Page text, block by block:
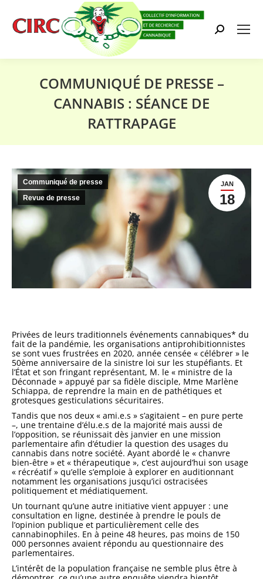
Search:
COMMUNIQUÉ DE PRESSE –
CANNABIS : SÉANCE DE
RATTRAPAGE
JAN
18
Communiqué de presse
Revue de presse
Privées de leurs traditionnels événements cannabiques* du
fait de la pandémie, les organisations antiprohibitionnistes
se sont vues frustrées en 2020, année censée « célébrer » le
50ème anniversaire de la sinistre loi sur les stupéfiants. Et
l’État et son fringant représentant, M. le « ministre de la
Déconnade » appuyé par sa fidèle disciple, Mme Marlène
Schiappa, de reprendre la main en de pathétiques et
grotesques gesticulations sécuritaires.
Tandis que nos deux « ami.e.s » s’agitaient – en pure perte
–, une trentaine d’élu.e.s de la majorité mais aussi de
l’opposition, se réunissait dès janvier en une mission
parlementaire afin d’étudier la question des usages du
cannabis dans notre société. Ayant abordé le « chanvre
bien-être » et « thérapeutique », c’est aujourd’hui son usage
« récréatif » qu’elle s’emploie à explorer en auditionnant
notamment les organisations jusqu’ici ostracisées
politiquement et médiatiquement.
Un tournant qu’une autre initiative vient appuyer : une
consultation en ligne, destinée à prendre le pouls de
l’opinion publique et particulièrement celle des
cannabinophiles. En à peine 48 heures, pas moins de 150
000 personnes avaient répondu au questionnaire des
parlementaires.
L’intérêt de la population française ne semble plus être à